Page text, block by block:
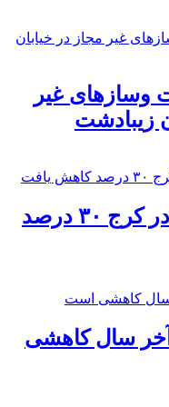
وسازهای غیر
زیبادشت
️قیمت مسکن در کرج ۳۰ درصد
آخر سال کاهشی